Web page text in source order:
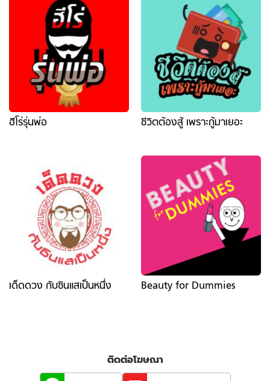
ฮีโร่รุ่นพ่อ ชีวิตต้องสู้ เพราะกู้มาเยอะ
เด็ดดวง กับซินแสเป็นหนึ่ง Beauty for Dummies
ติดต่อโฆษณา